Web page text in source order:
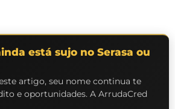
está sujo no Serasa ou
artigo, seu nome continua te
e oportunidades. A ArrudaCred